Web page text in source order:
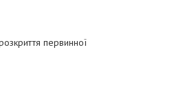
первинної